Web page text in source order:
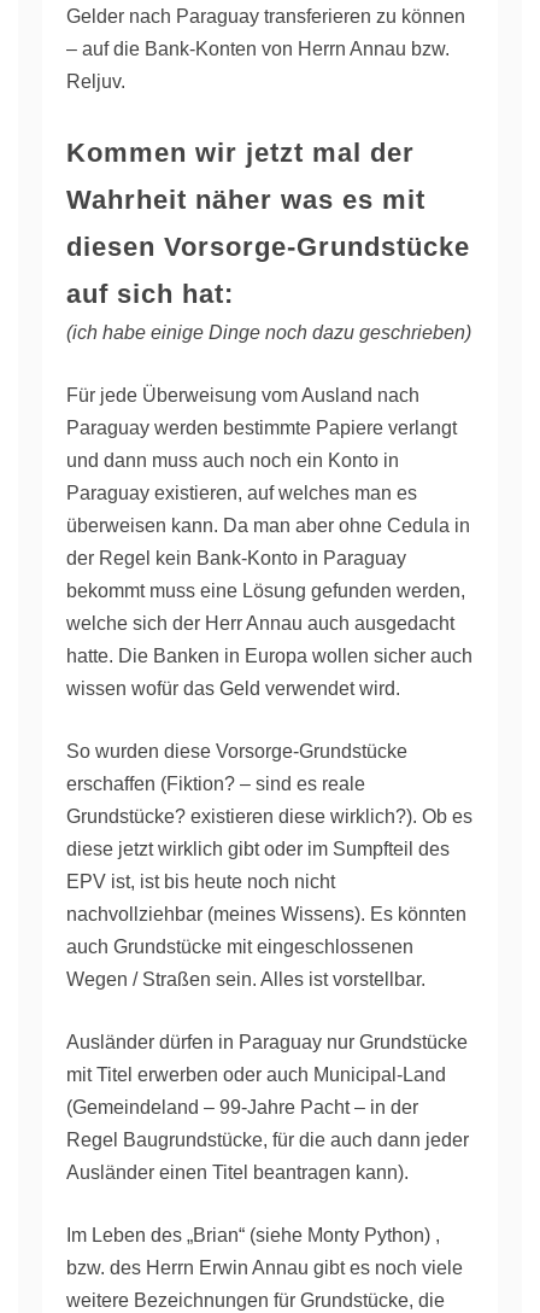
Gelder nach Paraguay transferieren zu können
– auf die Bank-Konten von Herrn Annau bzw.
Reljuv.
Kommen wir jetzt mal der
Wahrheit näher was es mit
diesen Vorsorge-Grundstücke
auf sich hat:
(ich habe einige Dinge noch dazu geschrieben)
Für jede Überweisung vom Ausland nach
Paraguay werden bestimmte Papiere verlangt
und dann muss auch noch ein Konto in
Paraguay existieren, auf welches man es
überweisen kann. Da man aber ohne Cedula in
der Regel kein Bank-Konto in Paraguay
bekommt muss eine Lösung gefunden werden,
welche sich der Herr Annau auch ausgedacht
hatte. Die Banken in Europa wollen sicher auch
wissen wofür das Geld verwendet wird.
So wurden diese Vorsorge-Grundstücke
erschaffen (Fiktion? – sind es reale
Grundstücke? existieren diese wirklich?). Ob es
diese jetzt wirklich gibt oder im Sumpfteil des
EPV ist, ist bis heute noch nicht
nachvollziehbar (meines Wissens). Es könnten
auch Grundstücke mit eingeschlossenen
Wegen / Straßen sein. Alles ist vorstellbar.
Ausländer dürfen in Paraguay nur Grundstücke
mit Titel erwerben oder auch Municipal-Land
(Gemeindeland – 99-Jahre Pacht – in der
Regel Baugrundstücke, für die auch dann jeder
Ausländer einen Titel beantragen kann).
Im Leben des „Brian“ (siehe Monty Python) ,
bzw. des Herrn Erwin Annau gibt es noch viele
weitere Bezeichnungen für Grundstücke, die